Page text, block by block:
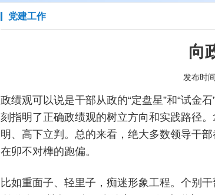
党建工作
向
发布时
政绩观可以说是干部从政的“定盘星”和“试金
刻指明了正确政绩观的树立方向和实践路径
明、高下立判。总的来看，绝大多数领导干
在卯不对榫的跑偏。
比如重面子、轻里子，痴迷形象工程。个别